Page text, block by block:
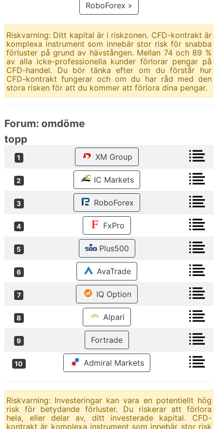
RoboForex »
Riskvarning: Ditt kapital är i riskzonen. CFD-kontrakt är
komplexa instrument som innebär stor risk för snabba
förluster på grund av hävstången. Mellan 74 och 89 %
av alla icke-professionella kunder förlorar pengar på
CFD-handel. Du bör tänka efter om du förstår hur
CFD-kontrakt fungerar och om du har råd med den
stora risken för att du kommer att förlora dina pengar.
Forum: omdöme
topp
1 XM Group
2 IC Markets
3 RoboForex
4 FxPro
5 Plus500
6 AvaTrade
7 IQ Option
8 Alpari
9 Fortrade
10 Admiral Markets
Riskvarning: Investeringar kan vara en potentiellt hög
risk för betydande förluster. Du riskerar att förlora
hela, eller delar av, ditt investerade kapital. CFD-
kontrakt är komplexa instrument som innebär stor risk